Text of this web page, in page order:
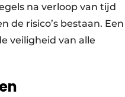
na verloop van tijd
de risico’s bestaan. Een
veiligheid van alle